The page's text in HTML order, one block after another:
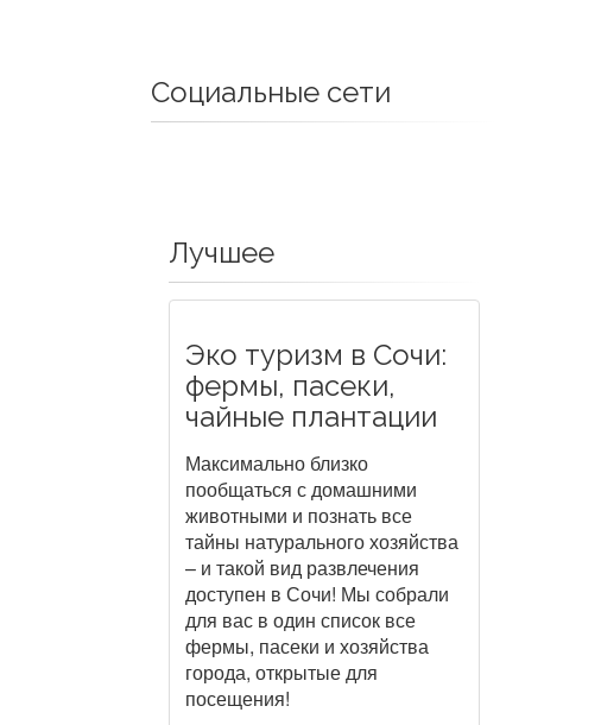
Социальные сети
Лучшее
Эко туризм в Сочи:
фермы, пасеки,
чайные плантации
Максимально близко
пообщаться с домашними
животными и познать все
тайны натурального хозяйства
– и такой вид развлечения
доступен в Сочи! Мы собрали
для вас в один список все
фермы, пасеки и хозяйства
города, открытые для
посещения!